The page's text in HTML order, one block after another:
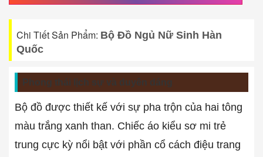
Chi Tiết Sản Phẩm: Bộ Đồ Ngủ Nữ Sinh Hàn
Quốc
Phong thái lịch sự và duyên dáng
Bộ đồ được thiết kế với sự pha trộn của hai tông
màu trắng xanh than. Chiếc áo kiểu sơ mi trẻ
trung cực kỳ nổi bật với phần cổ cách điệu trang